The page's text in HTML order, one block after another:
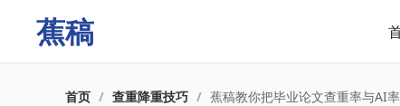
蕉稿
首页 / 查重降重技巧 / 蕉稿教你把毕业论文查重率与AI